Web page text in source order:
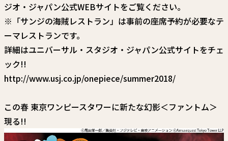
ジオ・ジャパン公式WEBサイトをご覧ください。
※「サンジの海賊レストラン」は事前の座席予約が必要なテ
ーマレストランです。
詳細はユニバーサル・スタジオ・ジャパン公式サイトをチェ
ック!!
http://www.usj.co.jp/onepiece/summer2018/
この春 東京ワンピースタワーに新たな幻影＜ファントム＞
現る!!